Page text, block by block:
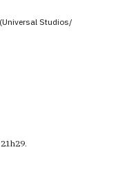
Studios/
21h29.